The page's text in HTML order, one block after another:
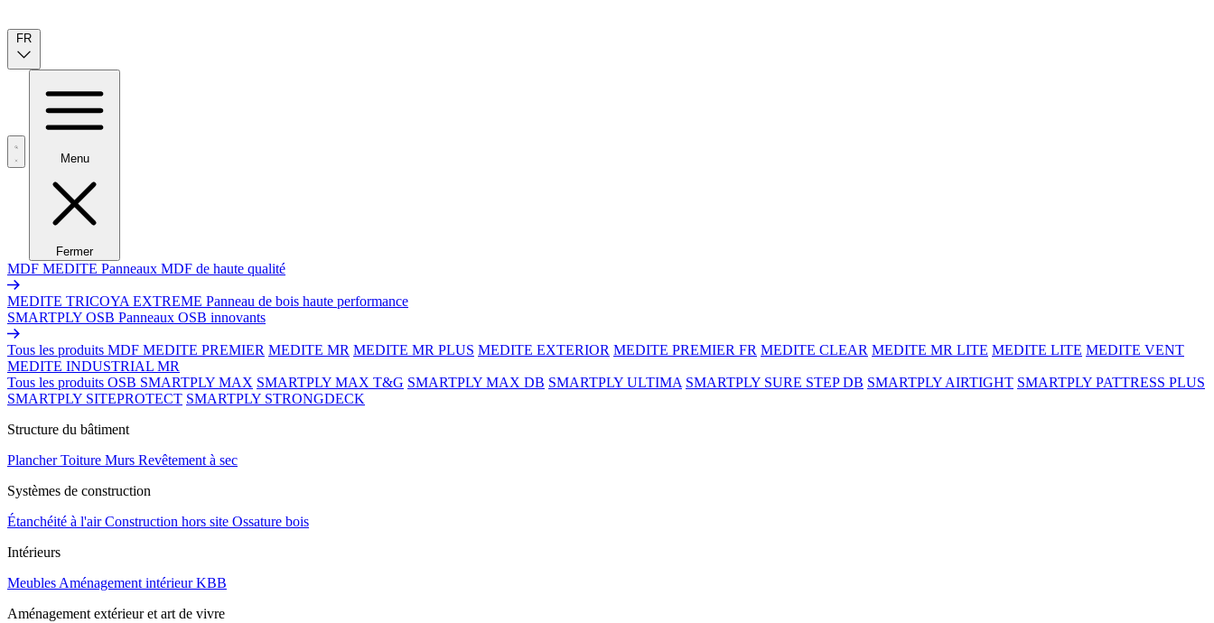
FR
Menu
Fermer
MDF MEDITE Panneaux MDF de haute qualité
MEDITE TRICOYA EXTREME Panneau de bois haute performance
SMARTPLY OSB Panneaux OSB innovants
Tous les produits MDF MEDITE PREMIER MEDITE MR MEDITE MR PLUS MEDITE EXTERIOR MEDITE PREMIER FR MEDITE CLEAR MEDITE MR LITE MEDITE LITE MEDITE VENT
MEDITE INDUSTRIAL MR
Tous les produits OSB SMARTPLY MAX SMARTPLY MAX T&G SMARTPLY MAX DB SMARTPLY ULTIMA SMARTPLY SURE STEP DB SMARTPLY AIRTIGHT SMARTPLY PATTRESS PLUS
SMARTPLY SITEPROTECT SMARTPLY STRONGDECK
Structure du bâtiment
PlancherToiture Murs Revêtement à sec
Systèmes de construction
Étanchéité à l'airConstruction hors site Ossature bois
Intérieurs
Meubles Aménagement intérieurKBB
Aménagement extérieur et art de vivre